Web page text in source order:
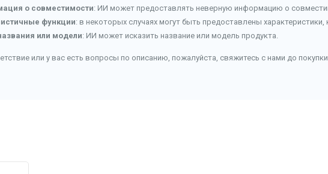
о совместимости: ИИ может предоставлять неверную информацию о
функции: в некоторых случаях могут быть предоставлены
или модели: ИИ может исказить название или модель продукта.
или у вас есть вопросы по описанию, пожалуйста, свяжитесь с нами до